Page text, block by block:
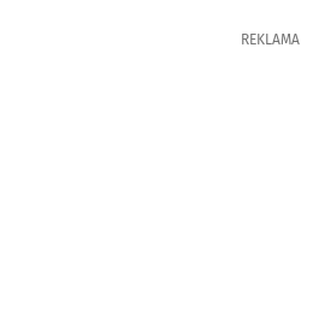
REKLAMA